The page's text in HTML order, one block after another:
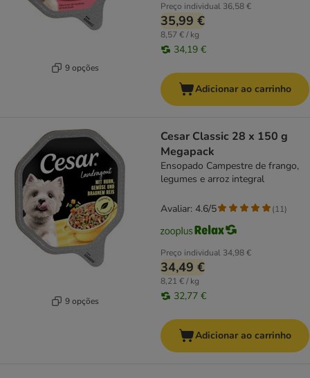
9 opções
Preço individual 36,58 €
35,99 €
8,57 € / kg
34,19 €
Adicionar ao carrinho
9 opções
Cesar Classic 28 x 150 g
Megapack
Ensopado Campestre de frango,
legumes e arroz integral
Preço individual 34,98 €
34,49 €
8,21 € / kg
32,77 €
Avaliar: 4.6/5 (11)
Adicionar ao carrinho